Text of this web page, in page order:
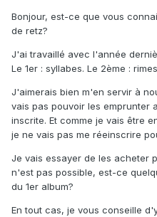
Bonjour, est-ce que vous
de retz?
J'ai travaillé avec l'année
Le 1er : syllabes. Le 2ème :
J'aimerais bien m'en servir à
vais pas pouvoir les emprunter
inscrite. Et comme je vais être
je ne vais pas me réeinscrire
Je vais essayer de les acheter
n'est pas possible, est-ce
du 1er album?
En tout cas, je vous conseille